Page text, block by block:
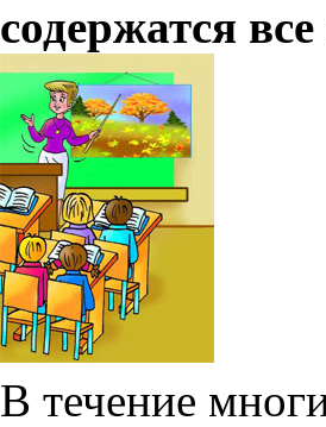
содержатся
В течение